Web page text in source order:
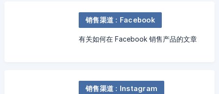
销售渠道 : Facebook
有关如何在 Facebook 销售产品的文章
销售渠道 : Instagram